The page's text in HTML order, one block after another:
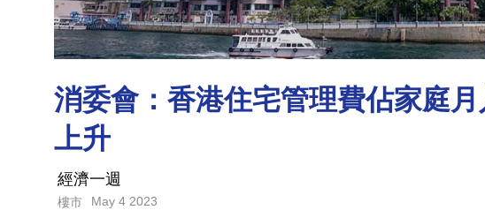
消委會：香港住宅管理費佔家庭
上升
經濟一週
樓市 May 4 2023